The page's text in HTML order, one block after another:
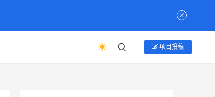
项目投稿